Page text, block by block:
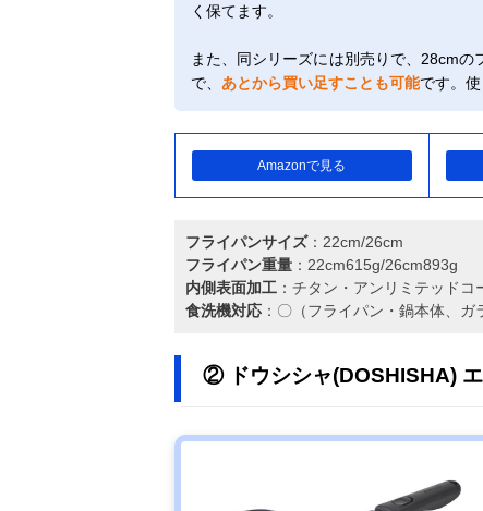
く保てます。
また、同シリーズには別売りで、28cm
で、 あとから買い足すことも可能です。使
Amazonで見る
フライパンサイズ：22cm/26cm
フライパン重量：22cm615g/26cm893g
内側表面加工：チタン・アンリミテッドコ
食洗機対応：〇（フライパン・鍋本体、ガ
② ドウシシャ(DOSHISHA)